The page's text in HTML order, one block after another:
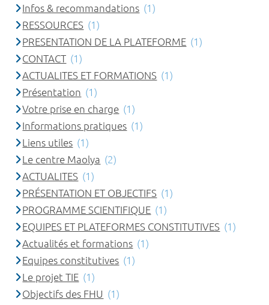
Infos & recommandations (1)
RESSOURCES (1)
PRESENTATION DE LA PLATEFORME (1)
CONTACT (1)
ACTUALITES ET FORMATIONS (1)
Présentation (1)
Votre prise en charge (1)
Informations pratiques (1)
Liens utiles (1)
Le centre Maolya (2)
ACTUALITES (1)
PRÉSENTATION ET OBJECTIFS (1)
PROGRAMME SCIENTIFIQUE (1)
EQUIPES ET PLATEFORMES CONSTITUTIVES (1)
Actualités et formations (1)
Equipes constitutives (1)
Le projet TIE (1)
Objectifs des FHU (1)